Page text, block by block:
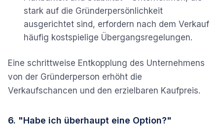
stark auf die Gründerpersönlichkeit
ausgerichtet sind, erfordern nach dem Verkauf
häufig kostspielige Übergangsregelungen.
Eine schrittweise Entkopplung des Unternehmens
von der Gründerperson erhöht die
Verkaufschancen und den erzielbaren Kaufpreis.
6. "Habe ich überhaupt eine Option?"